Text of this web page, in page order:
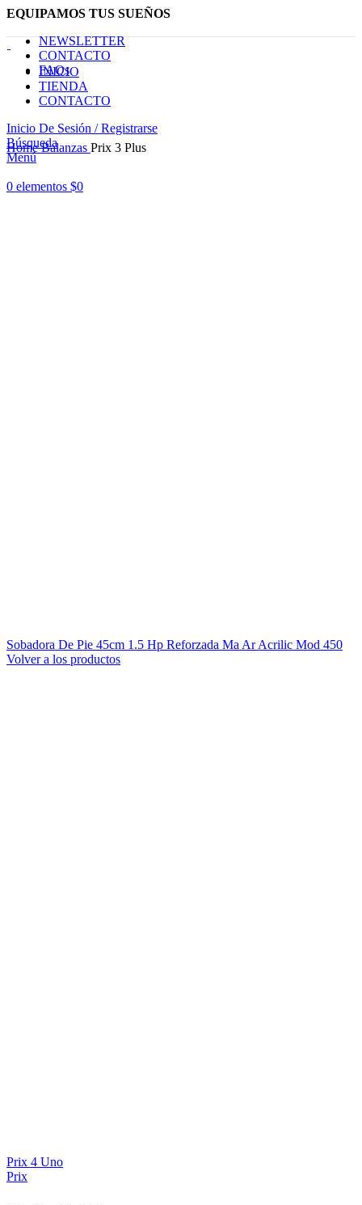
EQUIPAMOS TUS SUEÑOS
NEWSLETTER
CONTACTO
FAQs
INICIO
TIENDA
CONTACTO
Inicio De Sesión / Registrarse
Búsqueda
Menú
0 elementos $0
Haga Click para agrandar
HomeBalanzas Prix 3 Plus
Sobadora De Pie 45cm 1.5 Hp Reforzada Ma Ar Acrilic Mod 450
Volver a los productos
Prix 4 Uno
Prix